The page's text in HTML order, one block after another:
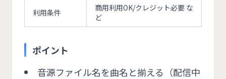
利用条件
商用利用OK/クレジット必要 な
ど
ポイント
音源ファイル名を曲名と揃える（配信中